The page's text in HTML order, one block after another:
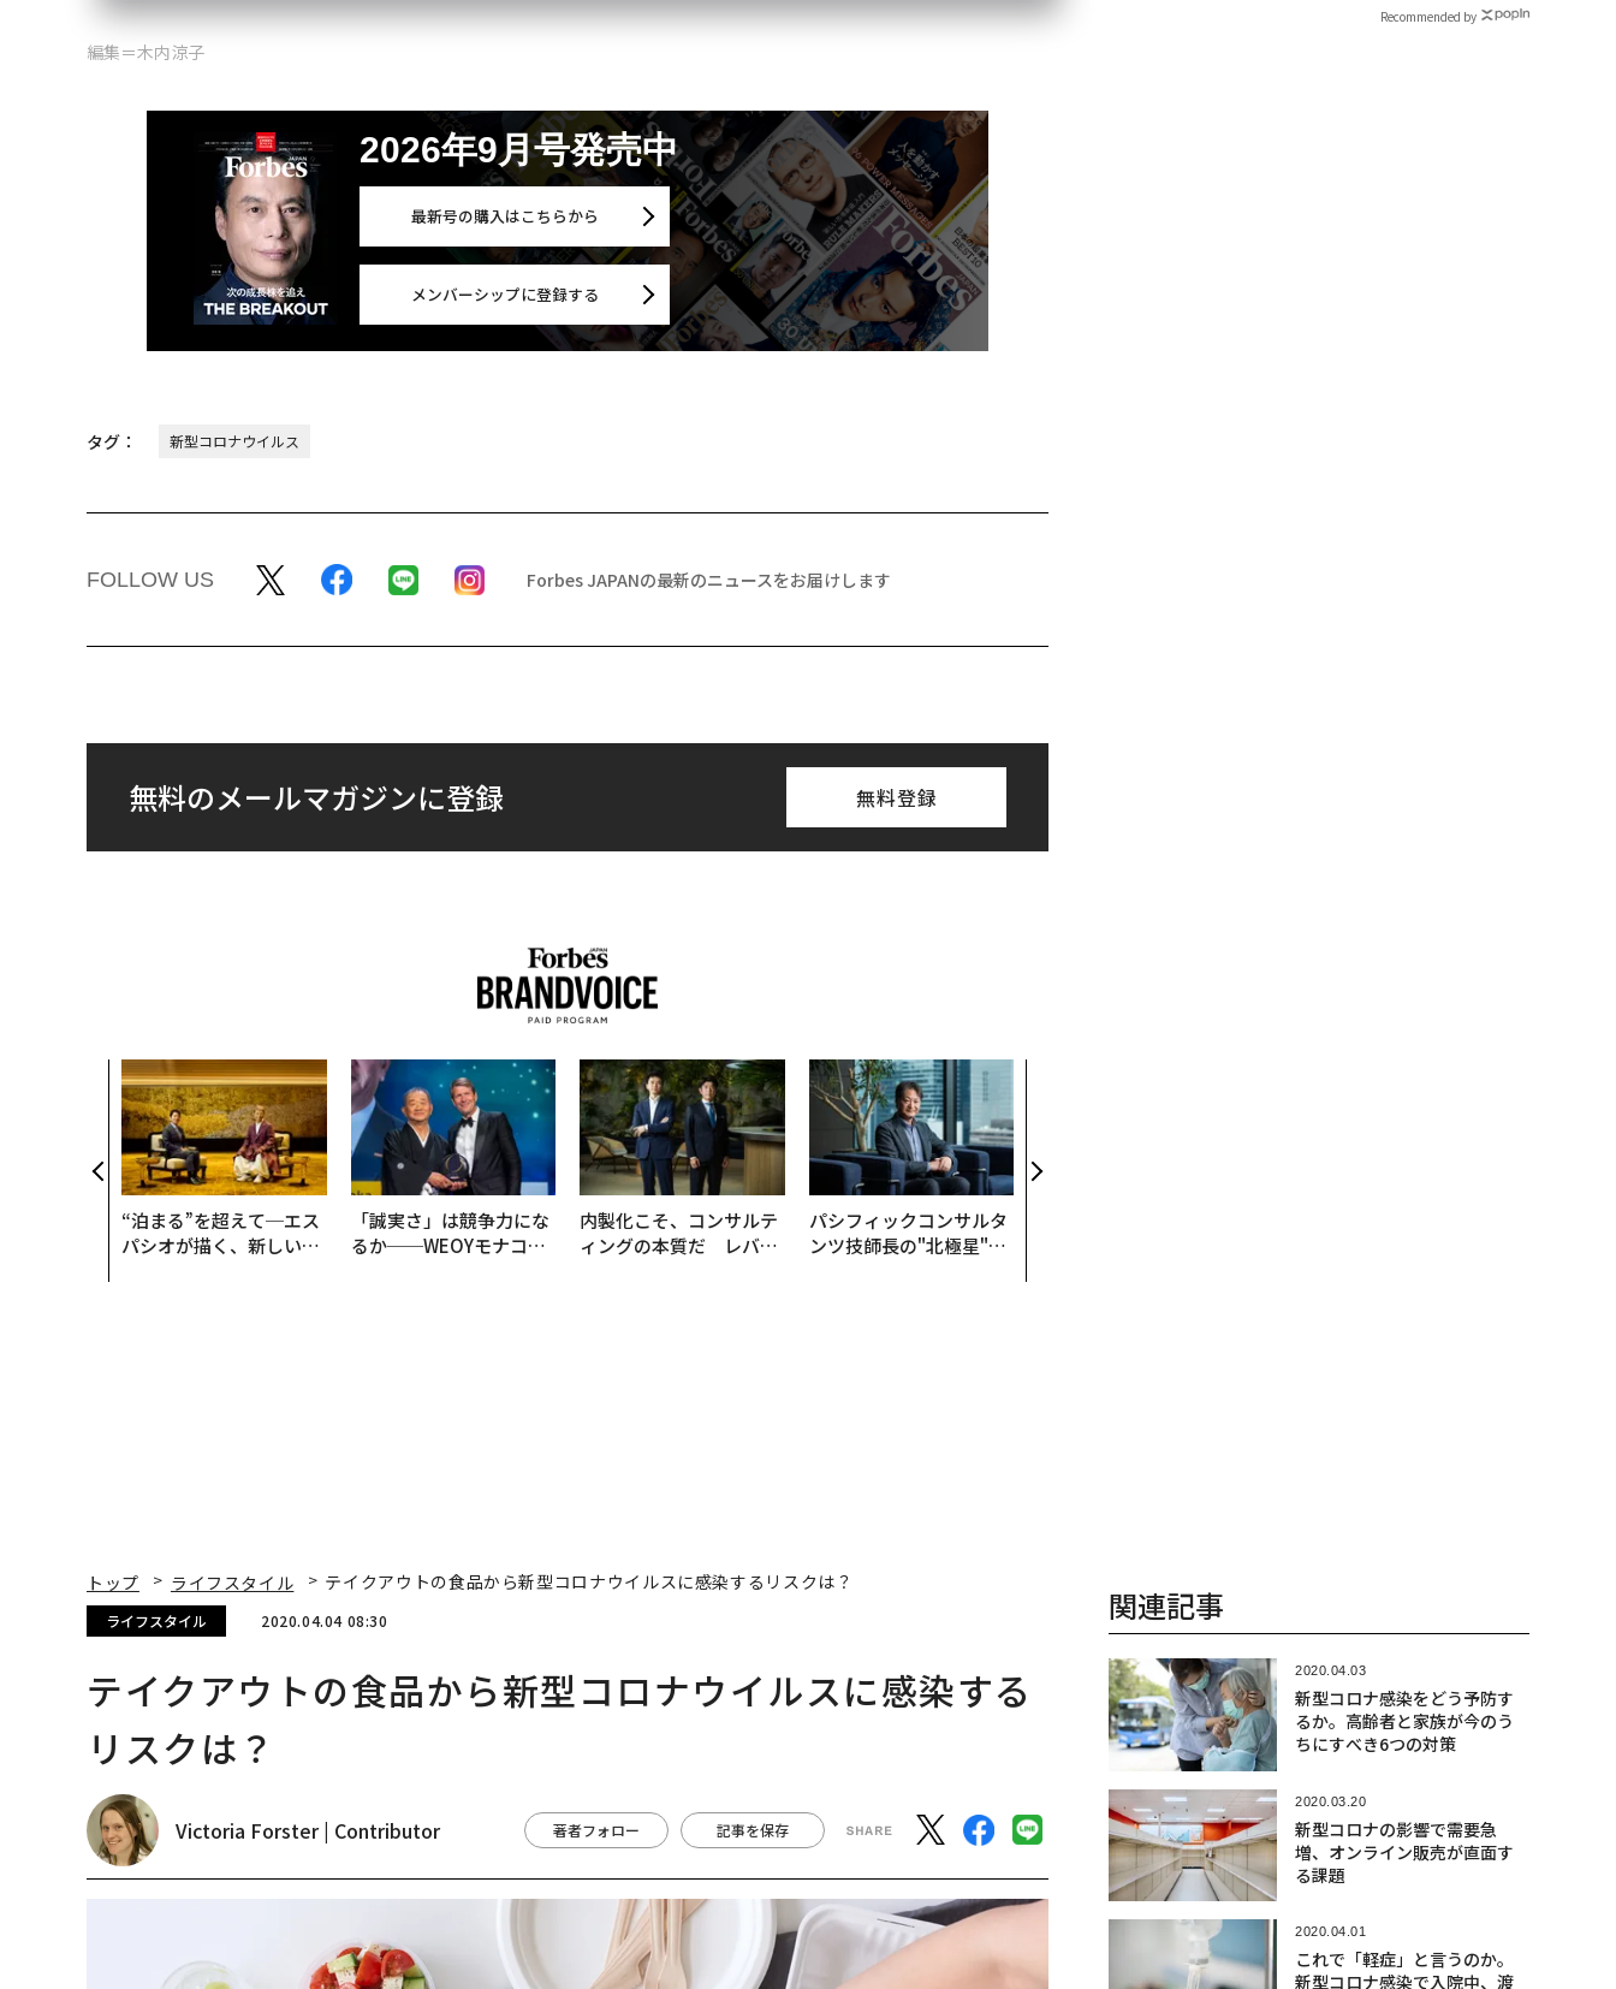
編集＝木内涼子
2026年9月号発売中
最新号の購入はこちらから
メンバーシップに登録する
タグ： 新型コロナウイルス
FOLLOW US Forbes JAPANの最新のニュースをお届けします
無料のメールマガジンに登録 無料登録
“泊まる”を超えて─エス
パシオが描く、新しい日
「誠実さ」は競争力にな
るか──WEOYモナコで
内製化こそ、コンサルテ
ィングの本質だ レバレ
パシフィックコンサルタ
ンツ技師長の"北極星"。
Recommended by
トップ ライフスタイル テイクアウトの食品から新型コロナウイルスに感染するリスクは？
ライフスタイル 2020.04.04 08:30
テイクアウトの食品から新型コロナウイルスに感染する
リスクは？
Victoria Forster | Contributor 著者フォロー 記事を保存
関連記事
2020.04.03
新型コロナ感染をどう予防す
るか。高齢者と家族が今のう
ちにすべき6つの対策
2020.03.20
新型コロナの影響で需要急
増、オンライン販売が直面す
る課題
2020.04.01
これで「軽症」と言うのか。
新型コロナ感染で入院中、渡